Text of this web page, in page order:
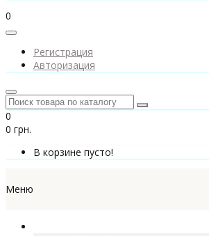
0
Регистрация
Авторизация
0
0 грн.
В корзине пусто!
Меню